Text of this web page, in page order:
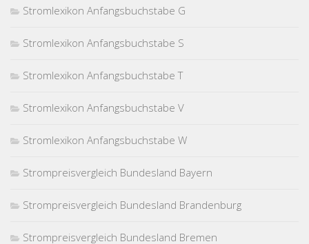
Stromlexikon Anfangsbuchstabe G
Stromlexikon Anfangsbuchstabe S
Stromlexikon Anfangsbuchstabe T
Stromlexikon Anfangsbuchstabe V
Stromlexikon Anfangsbuchstabe W
Strompreisvergleich Bundesland Bayern
Strompreisvergleich Bundesland Brandenburg
Strompreisvergleich Bundesland Bremen